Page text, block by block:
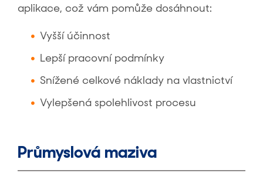
aplikace, což vám pomůže dosáhnout:
Vyšší účinnost
Lepší pracovní podmínky
Snížené celkové náklady na vlastnictví
Vylepšená spolehlivost procesu
Průmyslová maziva